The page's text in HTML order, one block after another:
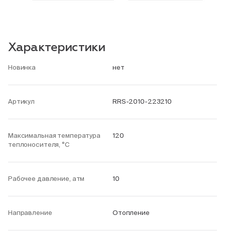
Характеристики
Новинка нет
Артикул RRS-2010-223210
Максимальная температура
теплоносителя, °С
120
Рабочее давление, атм 10
Направление Отопление